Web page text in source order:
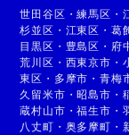
世田谷区 ・練馬区 ・
杉並区 ・ 江東区 ・ 葛
目黒区 ・ 豊島区 ・ 府
荒川区 ・ 西東京市 ・
東区 ・ 多摩市 ・青梅
久留米市 ・昭島市 ・
蔵村山市 ・福生市 ・
八丈町 ・ 奥多摩町 ・